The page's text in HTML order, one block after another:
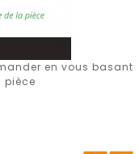
en vous basant
pièce